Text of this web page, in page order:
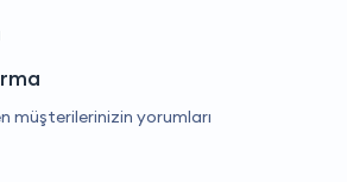
müşterilerinizin yorumları